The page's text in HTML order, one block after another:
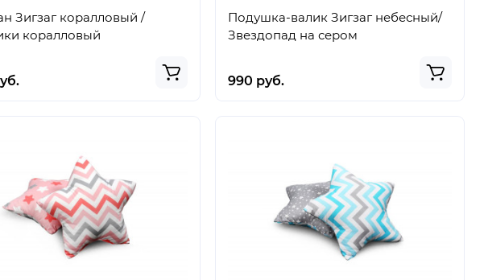
Зигзаг коралловый /
коралловый
Подушка-валик Зигзаг небесный/
Звездопад на сером
990 руб.